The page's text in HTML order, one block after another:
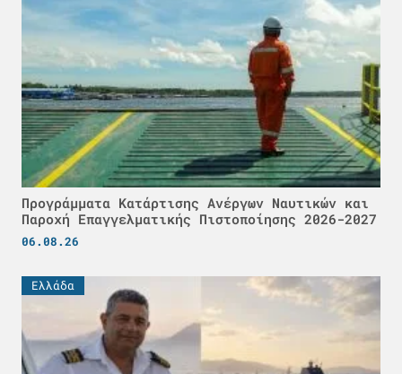
Προγράμματα Κατάρτισης Ανέργων Ναυτικών και
Παροχή Επαγγελματικής Πιστοποίησης 2026-2027
06.08.26
Ελλάδα